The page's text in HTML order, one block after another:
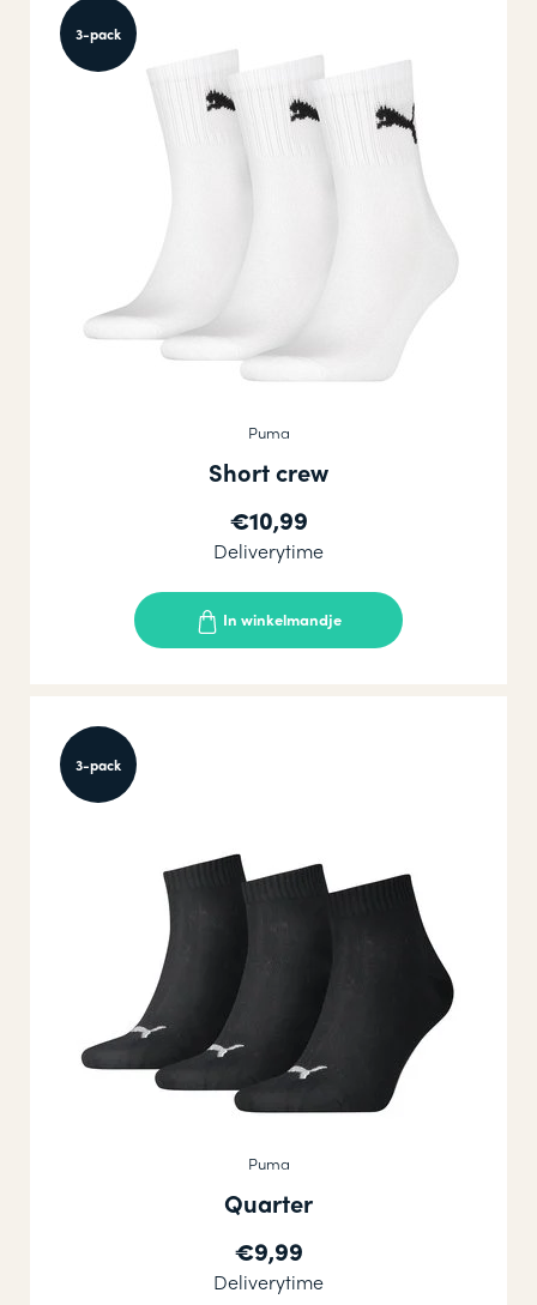
3-pack
Puma
Short crew
€10,99
Deliverytime
In winkelmandje
3-pack
Puma
Quarter
€9,99
Deliverytime